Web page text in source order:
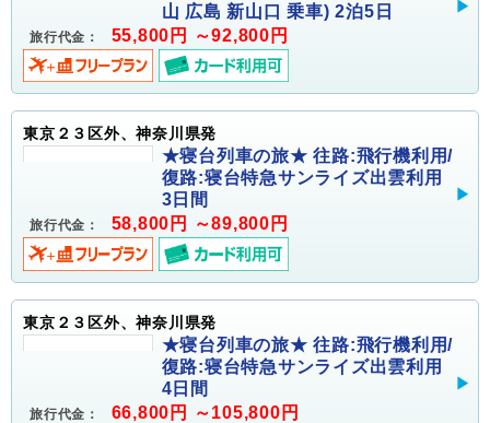
山 広島 新山口 乗車) 2泊5日
旅行代金： 55,800円 ～92,800円
東京２３区外、神奈川県発
★寝台列車の旅★ 往路:飛行機利用/
復路:寝台特急サンライズ出雲利用
3日間
旅行代金： 58,800円 ～89,800円
東京２３区外、神奈川県発
★寝台列車の旅★ 往路:飛行機利用/
復路:寝台特急サンライズ出雲利用
4日間
旅行代金： 66,800円 ～105,800円